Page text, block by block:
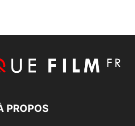
PROPOS